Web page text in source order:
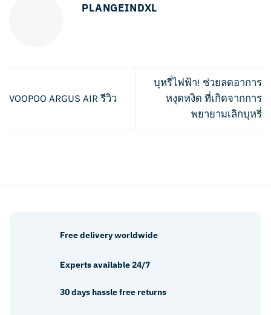
PLANGEINDXL
VOOPOO ARGUS AIR รีวิว
บุหรี่ไฟฟ้า! ช่วยลดอาการ
หงุดหงิด ที่เกิดจากการ
พยายามเลิกบุหรี่
Free delivery worldwide
Experts available 24/7
30 days hassle free returns